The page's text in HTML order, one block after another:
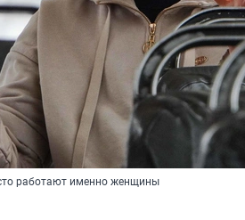
работают именно женщины